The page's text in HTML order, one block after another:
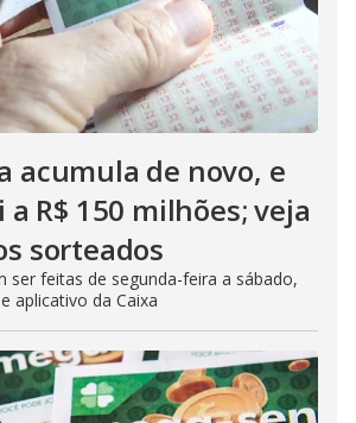
acumula de novo, e
R$ 150 milhões; veja
sorteados
ser feitas de segunda-feira a sábado,
aplicativo da Caixa